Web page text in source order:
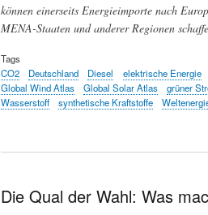
können einerseits Energieimporte nach
MENA-Staaten und anderer Regionen
Tags
CO2
Deutschland Diesel elektrische Energie
Global Wind Atlas
Global Solar Atlas grüner
Wasserstoff
synthetische Kraftstoffe
Die Qual der Wahl: Was